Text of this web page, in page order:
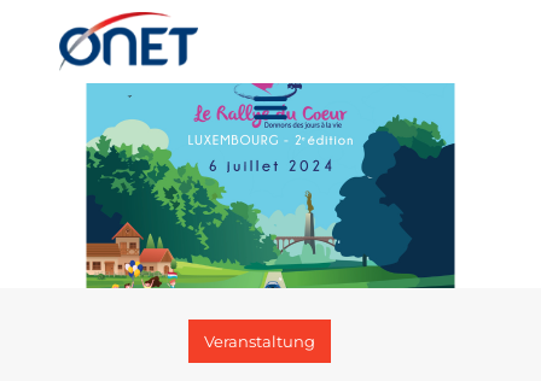
Veranstaltung